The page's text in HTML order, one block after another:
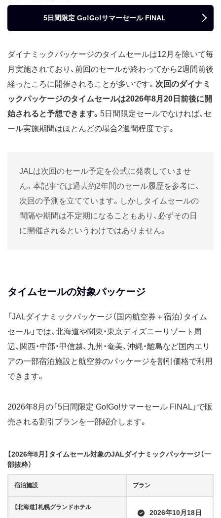
5日間限定 Go!Go!サマーセール FINAL
ダイナミックパッケージのタイムセールは12月を除いて毎
月実施されており、前回のセールが終わってから2週間前後
経ったころに開催されることが多いです。 次回のダイナミ
ックパッケージのタイムセールは2026年8月20日前後に開
始されると予想できます。 5日間限定セールでなければ、セ
ール実施期間はほとんどの場合2週間程度です。
JALは次回のセール予定を公式に発表していませ
ん。本記事では過去約2年間のセール履歴を参考に、
次回の予測を立てています。しかしタイムセールの
間隔や期間は不定期になることもあり、必ずその日
に開催されるというわけではありません。
タイムセールの対象パッケージ
「JALダイナミックパッケージ（国内航空券＋宿泊）タイム
セール」では、北海道や関東・東京ディズニーリゾート周
辺、関西・中部・甲信越、九州・奄美、沖縄・離島など国内エリ
アの一部宿泊施設と航空券のパッケージを割引価格で利用
できます。
2026年8月の「5日間限定 Go!Go!サマーセール FINAL」で販
売される割引プランを一部紹介します。
【2026年8月】タイムセール対象のJALダイナミックパッケージ（一
部抜粋）
宿泊施設 プラン
【北海道】札幌グランドホテル
2026年10月18日